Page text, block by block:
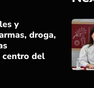
y
droga,
centro del